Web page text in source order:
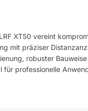
XT50 vereint
mit präziser
robuster
für professionelle